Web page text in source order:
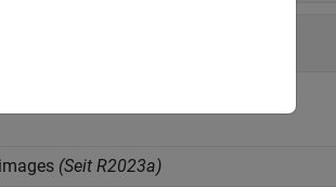
(Seit R2023a)